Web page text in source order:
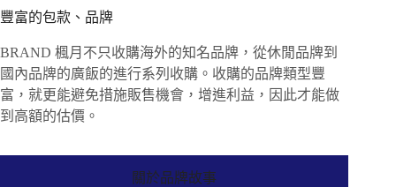
豐富的包款、品牌
BRAND 楓月不只收購海外的知名品牌，從休閒品牌到
國內品牌的廣飯的進行系列收購。收購的品牌類型豐
富，就更能避免措施販售機會，增進利益，因此才能做
到高額的估價。
關於品牌故事